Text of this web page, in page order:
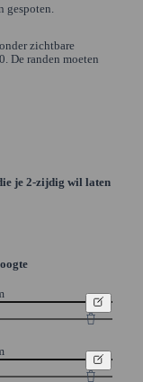
gespoten.
zichtbare
De randen moeten
je 2-zijdig wil laten